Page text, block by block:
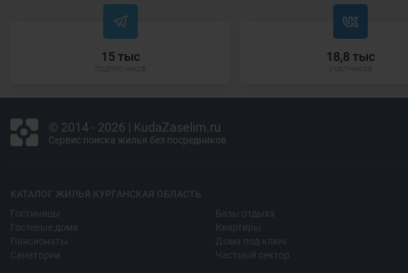
15 тыс 18,8 тыс
© 2014 - 2026 | KudaZaselim.ru
Сервис поиска жилья без посредников
КАТАЛОГ ЖИЛЬЯ КУРГАНСКАЯ ОБЛАСТЬ
Гостиницы
Гостевые дома
Пансионаты
Санатории
Базы отдыха
Квартиры
Дома под ключ
Частный сектор